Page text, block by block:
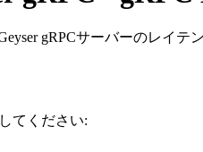
gRPCサーバーのレイ
てください: